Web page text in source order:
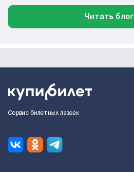
Читать блог
Сервис билетных лазеек